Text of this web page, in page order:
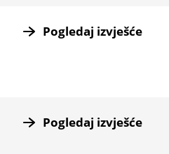
Pogledaj izvješće
Pogledaj izvješće